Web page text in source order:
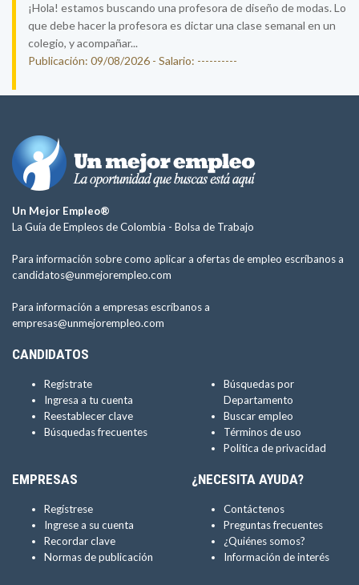
¡Hola! estamos buscando una profesora de diseño de modas. Lo
que debe hacer la profesora es dictar una clase semanal en un
colegio, y acompañar...
Publicación: 09/08/2026 - Salario: ----------
Un Mejor Empleo®
La Guía de Empleos de Colombia - Bolsa de Trabajo
Para información sobre como aplicar a ofertas de empleo escríbanos a
candidatos@unmejorempleo.com
Para información a empresas escríbanos a
empresas@unmejorempleo.com
CANDIDATOS
Regístrate
Ingresa a tu cuenta
Reestablecer clave
Búsquedas frecuentes
Búsquedas por
Departamento
Buscar empleo
Términos de uso
Política de privacidad
EMPRESAS
Regístrese
Ingrese a su cuenta
Recordar clave
Normas de publicación
¿NECESITA AYUDA?
Contáctenos
Preguntas frecuentes
¿Quiénes somos?
Información de interés